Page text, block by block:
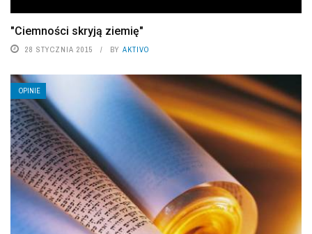
"Ciemności skryją ziemię"
28 STYCZNIA 2015 BY AKTIVO
OPINIE